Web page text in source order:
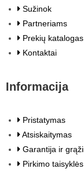
Informacija
Pristatymas
Atsiskaitymas
Garantija ir
Pirkimo taisyklės
Sužinok
Partneriams
Prekių katalogas
Kontaktai